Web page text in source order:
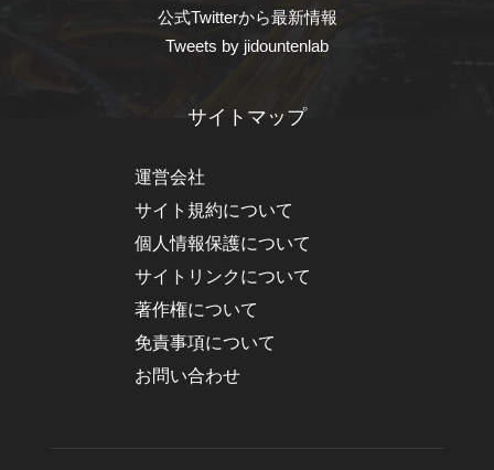
公式Twitterから最新情報
Tweets by jidountenlab
サイトマップ
運営会社
サイト規約について
個人情報保護について
サイトリンクについて
著作権について
免責事項について
お問い合わせ